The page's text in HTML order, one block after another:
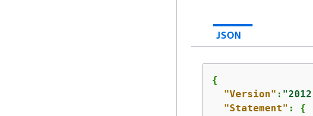
JSON
{
"Version" :
"Statement" : {